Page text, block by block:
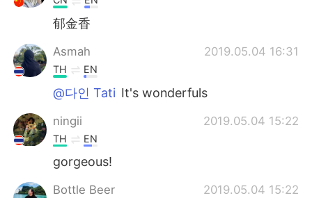
郁金香
Asmah 2019.05.04 16:31
TH EN
@다인 Tati It's wonderfuls
ningii 2019.05.04 15:22
TH EN
gorgeous!
Bottle Beer 2019.05.04 15:22